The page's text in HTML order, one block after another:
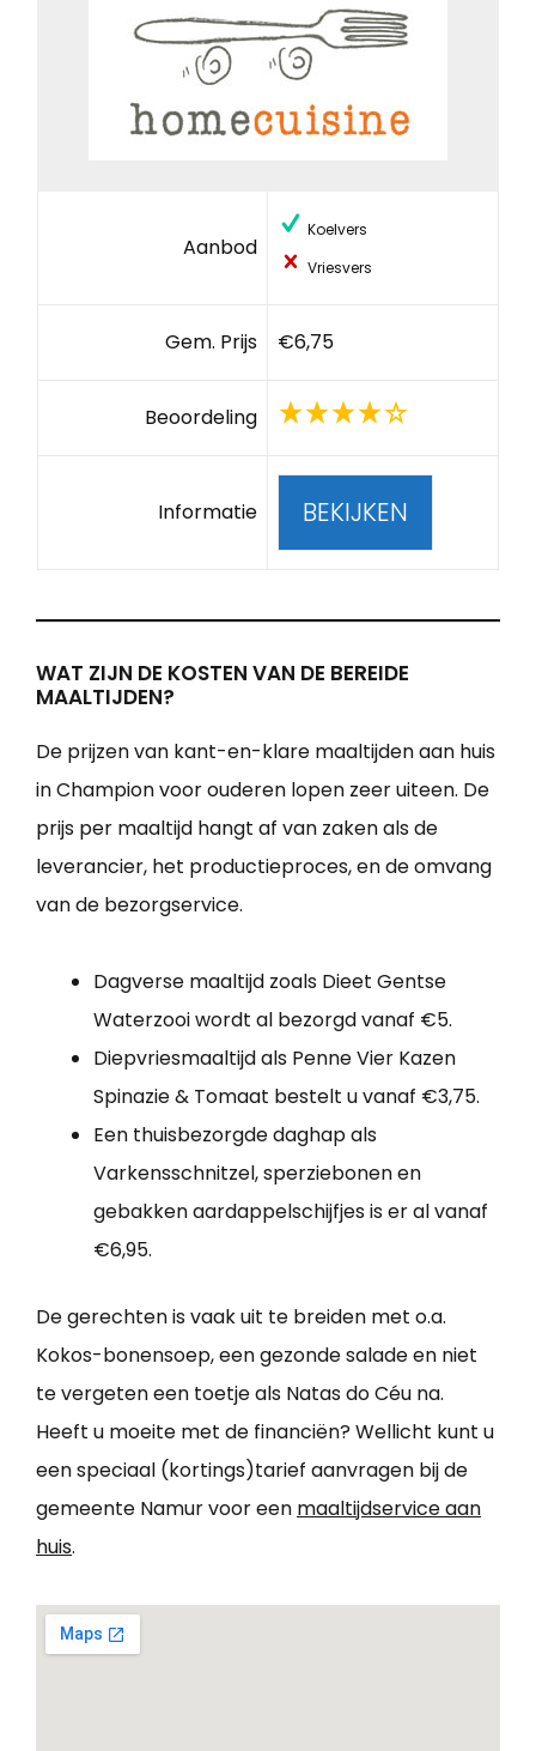
Aanbod
Koelvers
Vriesvers
Gem. Prijs €6,75
Beoordeling
Informatie BEKIJKEN
WAT ZIJN DE KOSTEN VAN DE BEREIDE
MAALTIJDEN?
De prijzen van kant-en-klare maaltijden aan huis
in Champion voor ouderen lopen zeer uiteen. De
prijs per maaltijd hangt af van zaken als de
leverancier, het productieproces, en de omvang
van de bezorgservice.
Dagverse maaltijd zoals Dieet Gentse
Waterzooi wordt al bezorgd vanaf €5.
Diepvriesmaaltijd als Penne Vier Kazen
Spinazie & Tomaat bestelt u vanaf €3,75.
Een thuisbezorgde daghap als
Varkensschnitzel, sperziebonen en
gebakken aardappelschijfjes is er al vanaf
€6,95.
De gerechten is vaak uit te breiden met o.a.
Kokos-bonensoep, een gezonde salade en niet
te vergeten een toetje als Natas do Céu na.
Heeft u moeite met de financiën? Wellicht kunt u
een speciaal (kortings)tarief aanvragen bij de
gemeente Namur voor een maaltijdservice aan
huis.